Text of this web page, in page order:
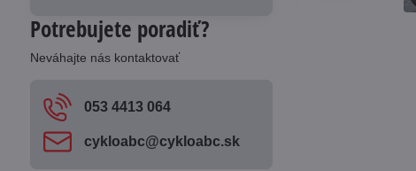
Potrebujete poradiť?
Neváhajte nás kontaktovať
053 4413 064
cykloabc​@cykloabc​.sk